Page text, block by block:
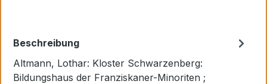
Beschreibung
Altmann, Lothar: Kloster Schwarzenberg:
Bildungshaus der Franziskaner-Minoriten ;